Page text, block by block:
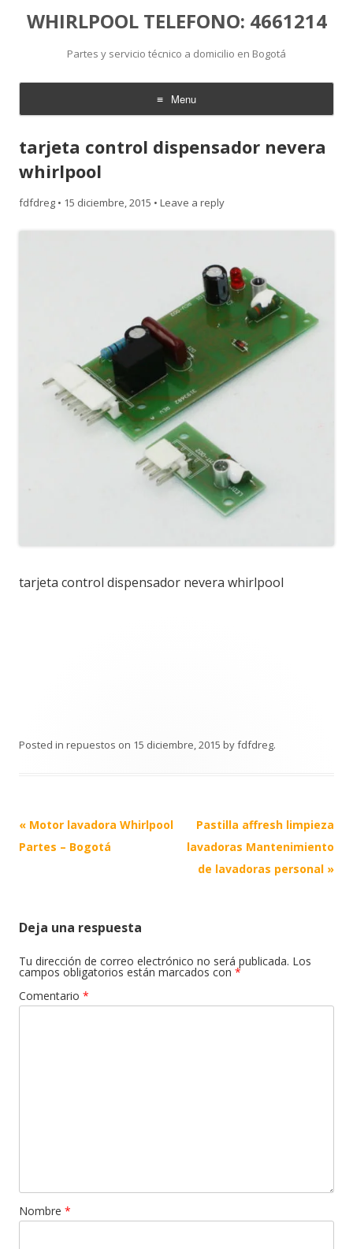
WHIRLPOOL TELEFONO: 4661214
Partes y servicio técnico a domicilio en Bogotá
Menu
Skip
content
tarjeta control dispensador nevera
whirlpool
fdfdreg • 15 diciembre, 2015 • Leave a reply
tarjeta control dispensador nevera whirlpool
Posted in repuestos on 15 diciembre, 2015 byfdfdreg.
Post
navigation
« Motor lavadora Whirlpool
Partes – Bogotá
Pastilla affresh limpieza
lavadoras Mantenimiento
de lavadoras personal »
Deja una respuesta
Tu dirección de correo electrónico no será publicada. Los
campos obligatorios están marcados con *
Comentario *
Nombre *